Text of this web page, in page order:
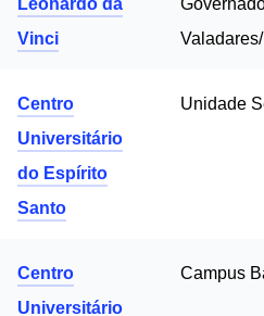
Leonardo da
Vinci
Centro
Universitário
do Espírito
Santo
Unidade
Centro
Universitário
Campus